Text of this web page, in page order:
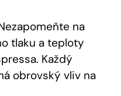
na
tlaku a teploty
Každý
obrovský vliv na